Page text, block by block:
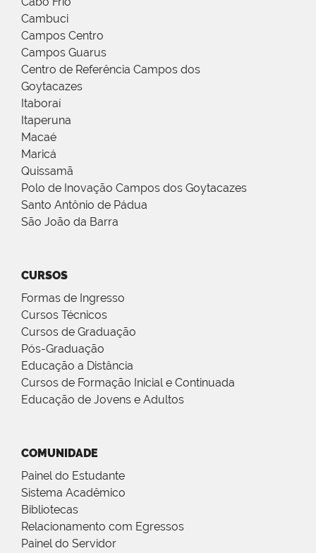
Cambuci
Campos Centro
Campos Guarus
Centro de Referência Campos dos
Goytacazes
Itaboraí
Itaperuna
Macaé
Maricá
Quissamã
Polo de Inovação Campos dos Goytacazes
Santo Antônio de Pádua
São João da Barra
CURSOS
Formas de Ingresso
Cursos Técnicos
Cursos de Graduação
Pós-Graduação
Educação a Distância
Cursos de Formação Inicial e Continuada
Educação de Jovens e Adultos
COMUNIDADE
Painel do Estudante
Sistema Acadêmico
Bibliotecas
Relacionamento com Egressos
Painel do Servidor